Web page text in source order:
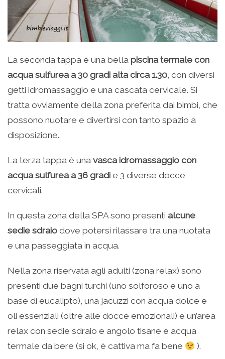
La seconda tappa è una bella piscina termale con
acqua sulfurea a 30 gradi alta circa 1.30, con diversi
getti idromassaggio e una cascata cervicale. Si
tratta ovviamente della zona preferita dai bimbi, che
possono nuotare e divertirsi con tanto spazio a
disposizione.
La terza tappa è una vasca idromassaggio con
acqua sulfurea a 36 gradi e 3 diverse docce
cervicali.
In questa zona della SPA sono presenti alcune
sedie sdraio dove potersi rilassare tra una nuotata
e una passeggiata in acqua.
Nella zona riservata agli adulti (zona relax) sono
presenti due bagni turchi (uno solforoso e uno a
base di eucalipto), una jacuzzi con acqua dolce e
oli essenziali (oltre alle docce emozionali) e un’area
relax con sedie sdraio e angolo tisane e acqua
termale da bere (si ok, è cattiva ma fa bene
).